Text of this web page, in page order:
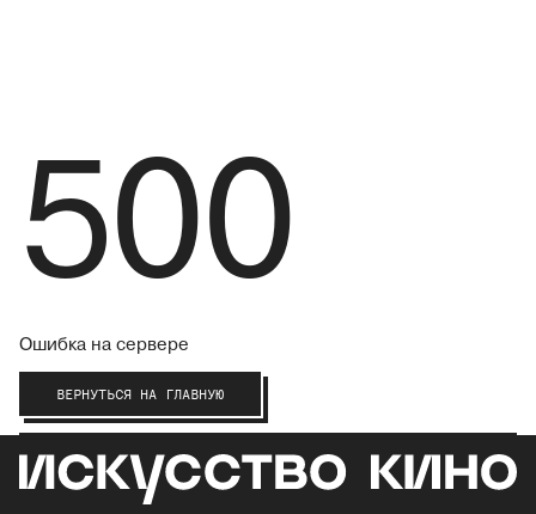
500
Ошибка на сервере
ВЕРНУТЬСЯ НА ГЛАВНУЮ